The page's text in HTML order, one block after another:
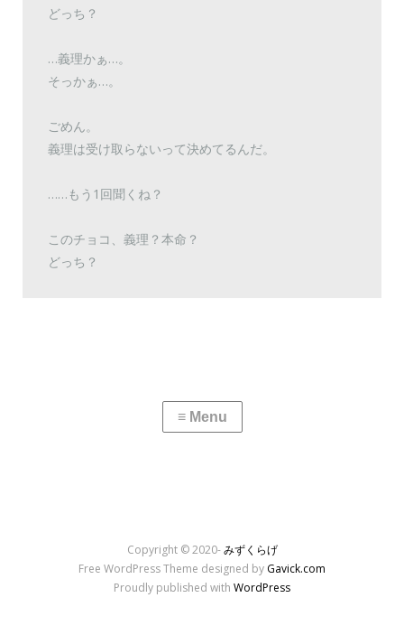
どっち？
…義理かぁ…。
そっかぁ…。
ごめん。
義理は受け取らないって決めてるんだ。
……もう1回聞くね？
このチョコ、義理？本命？
どっち？
Copyright © 2020-みずくらげ
Free WordPress Theme designed by Gavick.com
Proudly published with WordPress